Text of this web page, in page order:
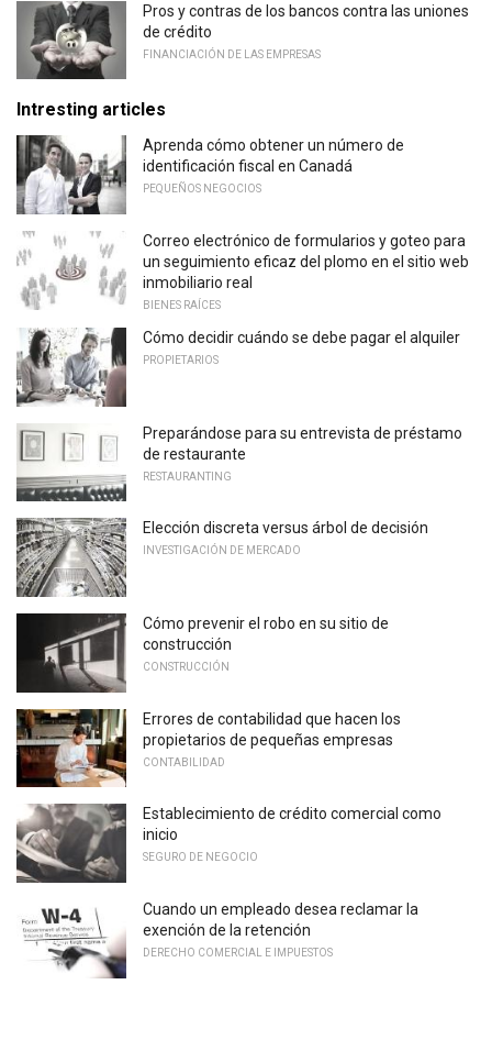
Pros y contras de los bancos contra las uniones
de crédito
FINANCIACIÓN DE LAS EMPRESAS
Intresting articles
Aprenda cómo obtener un número de
identificación fiscal en Canadá
PEQUEÑOS NEGOCIOS
Correo electrónico de formularios y goteo para
un seguimiento eficaz del plomo en el sitio web
inmobiliario real
BIENES RAÍCES
Cómo decidir cuándo se debe pagar el alquiler
PROPIETARIOS
Preparándose para su entrevista de préstamo
de restaurante
RESTAURANTING
Elección discreta versus árbol de decisión
INVESTIGACIÓN DE MERCADO
Cómo prevenir el robo en su sitio de
construcción
CONSTRUCCIÓN
Errores de contabilidad que hacen los
propietarios de pequeñas empresas
CONTABILIDAD
Establecimiento de crédito comercial como
inicio
SEGURO DE NEGOCIO
Cuando un empleado desea reclamar la
exención de la retención
DERECHO COMERCIAL E IMPUESTOS